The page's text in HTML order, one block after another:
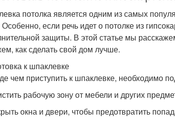
потолка является одним из самых
если речь идет о потолке из
защиты. В этой статье мы
как сделать свой дом лучше.
к шпаклевке
чем приступить к шпаклевке, необходимо
рабочую зону от мебели и других
окна и двери, чтобы предотвратить